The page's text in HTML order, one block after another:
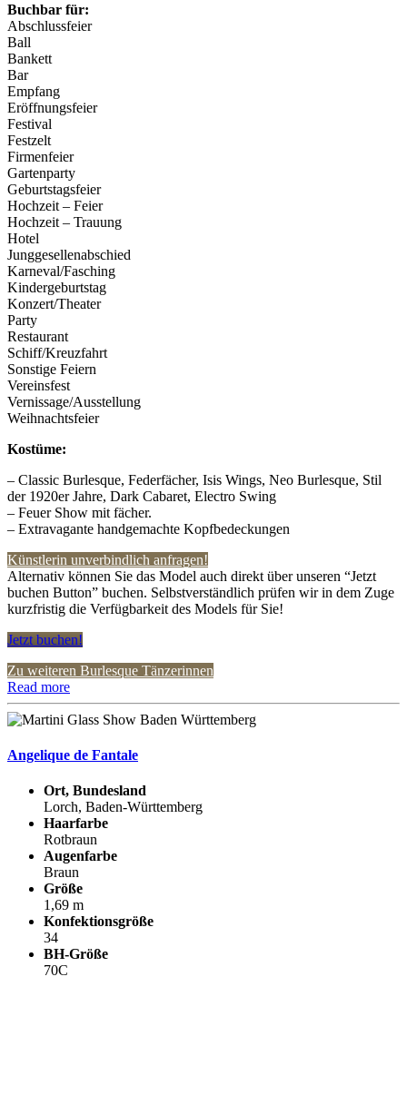
Buchbar für:
Abschlussfeier
Ball
Bankett
Bar
Empfang
Eröffnungsfeier
Festival
Festzelt
Firmenfeier
Gartenparty
Geburtstagsfeier
Hochzeit – Feier
Hochzeit – Trauung
Hotel
Junggesellenabschied
Karneval/Fasching
Kindergeburtstag
Konzert/Theater
Party
Restaurant
Schiff/Kreuzfahrt
Sonstige Feiern
Vereinsfest
Vernissage/Ausstellung
Weihnachtsfeier
Kostüme:
– Classic Burlesque, Federfächer, Isis Wings, Neo Burlesque, Stil
der 1920er Jahre, Dark Cabaret, Electro Swing
– Feuer Show mit fächer.
– Extravagante handgemachte Kopfbedeckungen
Künstlerin unverbindlich anfragen!
Alternativ können Sie das Model auch direkt über unseren “Jetzt
buchen Button” buchen. Selbstverständlich prüfen wir in dem Zuge
kurzfristig die Verfügbarkeit des Models für Sie!
Jetzt buchen!
Zu weiteren Burlesque Tänzerinnen
Read more
Angelique de Fantale
Ort, Bundesland
Lorch, Baden-Württemberg
Haarfarbe
Rotbraun
Augenfarbe
Braun
Größe
1,69 m
Konfektionsgröße
34
BH-Größe
70C